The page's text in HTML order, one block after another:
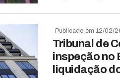
Publicado em 12/02/
Tribunal de
inspeção no
liquidação